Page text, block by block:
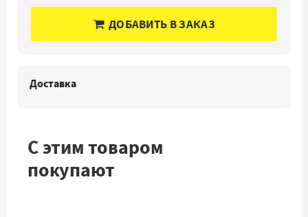
ДОБАВИТЬ В ЗАКАЗ
Доставка
С этим товаром
покупают